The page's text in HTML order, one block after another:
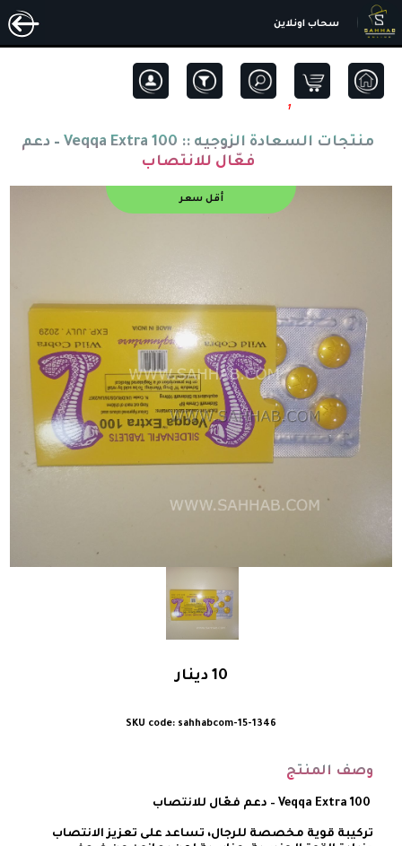
سحاب اونلاين
1
منتجات السعادة الزوجيه ::
Veqqa Extra 100 – دعم
فعّال للانتصاب
أقل سعر
10 دينار
sahhabcom-15-1346
وصف المنتج